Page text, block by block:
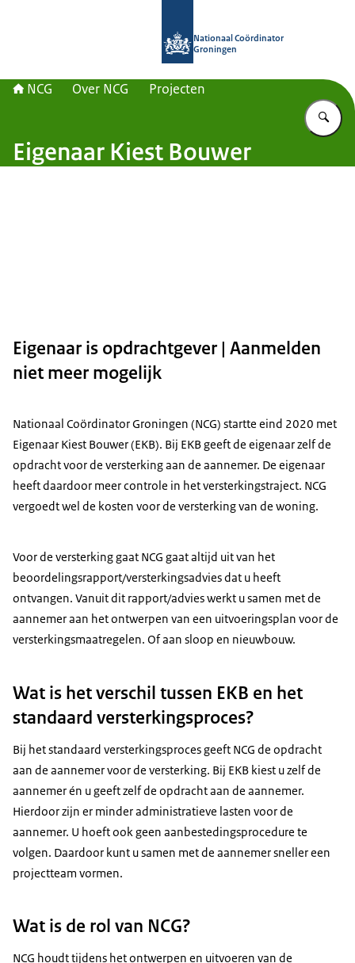
Nationaal Coördinator
Groningen
NCG Over NCG Projecten
Eigenaar Kiest Bouwer
Eigenaar is opdrachtgever | Aanmelden
niet meer mogelijk
Nationaal Coördinator Groningen (NCG) startte eind 2020 met
Eigenaar Kiest Bouwer (EKB). Bij EKB geeft de eigenaar zelf de
opdracht voor de versterking aan de aannemer. De eigenaar
heeft daardoor meer controle in het versterkingstraject. NCG
vergoedt wel de kosten voor de versterking van de woning.
Voor de versterking gaat NCG gaat altijd uit van het
beoordelingsrapport/versterkingsadvies dat u heeft
ontvangen. Vanuit dit rapport/advies werkt u samen met de
aannemer aan het ontwerpen van een uitvoeringsplan voor de
versterkingsmaatregelen. Of aan sloop en nieuwbouw.
Wat is het verschil tussen EKB en het
standaard versterkingsproces?
Bij het standaard versterkingsproces geeft NCG de opdracht
aan de aannemer voor de versterking. Bij EKB kiest u zelf de
aannemer én u geeft zelf de opdracht aan de aannemer.
Hierdoor zijn er minder administratieve lasten voor de
aannemer. U hoeft ook geen aanbestedingsprocedure te
volgen. Daardoor kunt u samen met de aannemer sneller een
projectteam vormen.
Wat is de rol van NCG?
NCG houdt tijdens het ontwerpen en uitvoeren van de